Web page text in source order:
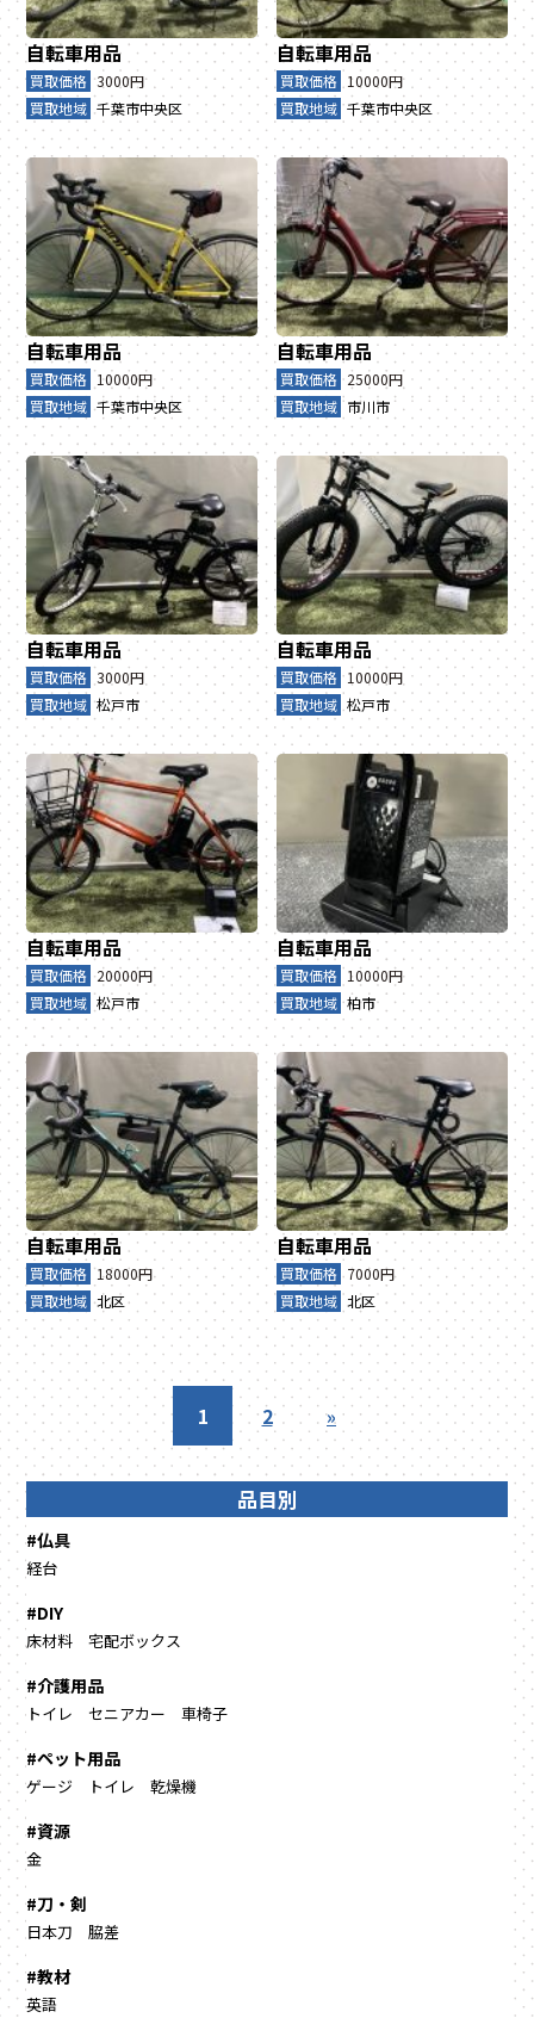
自転車用品
買取価格 3000円
買取地域 千葉市中央区
自転車用品
買取価格 10000円
買取地域 千葉市中央区
自転車用品
買取価格 10000円
買取地域 千葉市中央区
自転車用品
買取価格 25000円
買取地域 市川市
自転車用品
買取価格 3000円
買取地域 松戸市
自転車用品
買取価格 10000円
買取地域 松戸市
自転車用品
買取価格 20000円
買取地域 松戸市
自転車用品
買取価格 10000円
買取地域 柏市
自転車用品
買取価格 18000円
買取地域 北区
自転車用品
買取価格 7000円
買取地域 北区
1 2 »
品目別
#仏具
経台
#DIY
床材料 宅配ボックス
#介護用品
トイレ セニアカー 車椅子
#ペット用品
ゲージ トイレ 乾燥機
#資源
金
#刀・剣
日本刀 脇差
#教材
英語